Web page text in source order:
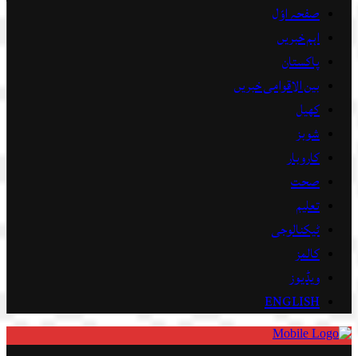
صفحہ اوّل
اہم خبریں
پاکستان
بین الاقوامی خبریں
کھیل
شوبز
کاروبار
صحت
تعلیم
ٹیکنالوجی
کالمز
ویڈیوز
ENGLISH